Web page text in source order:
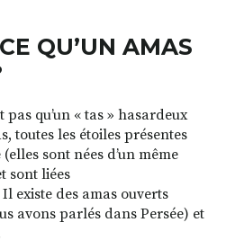
QU’UN AMAS
pas qu’un « tas » hasardeux
toutes les étoiles présentes
sont nées d’un même
sont liées
existe des amas ouverts
avons parlés dans Persée) et